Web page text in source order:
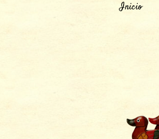
Inicio